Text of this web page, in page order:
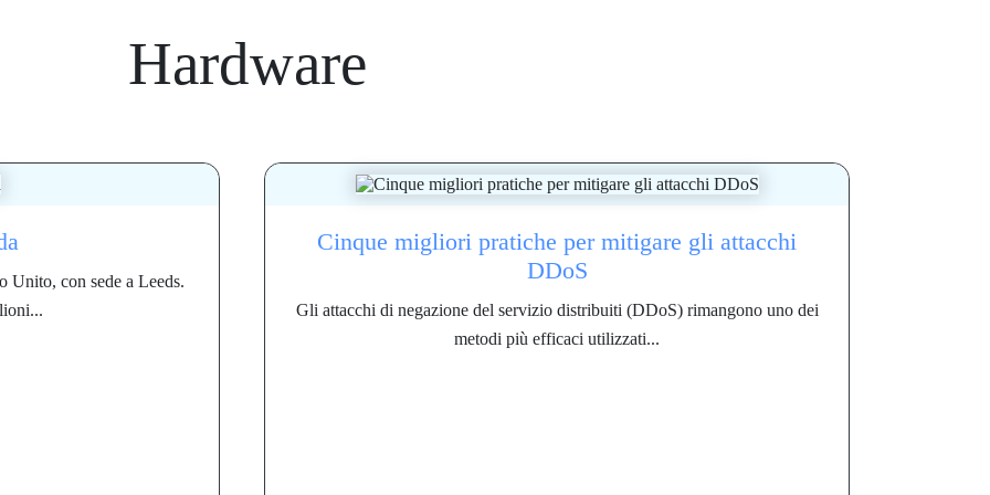
Hardware
Unito, con sede a Leeds.
Cinque migliori pratiche per mitigare gli attacchi
DDoS
Gli attacchi di negazione del servizio distribuiti (DDoS) rimangono uno dei
metodi più efficaci utilizzati...